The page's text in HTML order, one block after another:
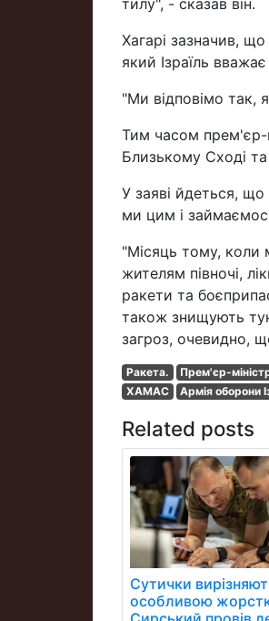
Хагарі зазначив,
який Ізраїль
"Ми відповімо так,
Тим часом прем'єр-
Близькому Сході та
У заяві йдеться, що
ми цим і
"Місяць тому, коли
жителям півночі,
ракети та
також знищують
загроз, очевидно,
Ракета. Прем'єр-
ХАМАС
Армія оборони
Related posts
Сутички
особливою